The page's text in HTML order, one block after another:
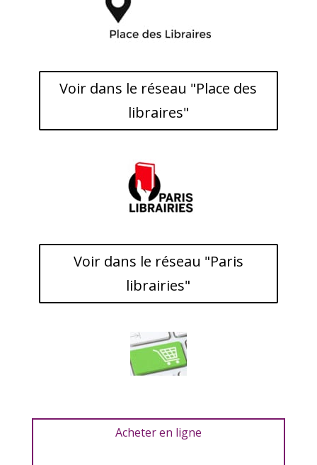
Voir dans le réseau "Place des
libraires"
Voir dans le réseau "Paris
librairies"
Acheter en ligne